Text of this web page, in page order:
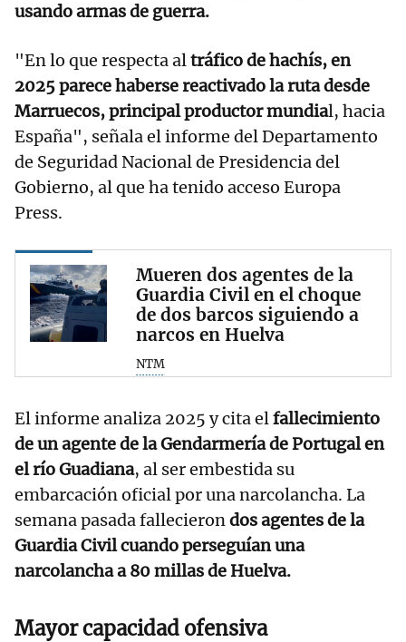
usando armas de guerra.
"En lo que respecta altráfico de hachís, en
2025 parece haberse reactivado la ruta desde
Marruecos, principal productor mundial, hacia
España", señala el informe del Departamento
de Seguridad Nacional de Presidencia del
Gobierno, al que ha tenido acceso Europa
Press.
Mueren dos agentes de la
Guardia Civil en el choque
de dos barcos siguiendo a
narcos en Huelva
NTM
El informe analiza 2025 y cita elfallecimiento
de un agente de la Gendarmería de Portugal en
el río Guadiana, al ser embestida su
embarcación oficial por una narcolancha. La
semana pasada fallecierondos agentes de la
Guardia Civil cuando perseguían una
narcolancha a 80 millas de Huelva.
Mayor capacidad ofensiva